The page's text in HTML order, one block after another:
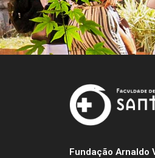
Fundação Arnaldo